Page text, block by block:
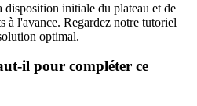
disposition initiale du plateau et de
à l'avance. Regardez notre tutoriel
optimal.
il pour compléter ce